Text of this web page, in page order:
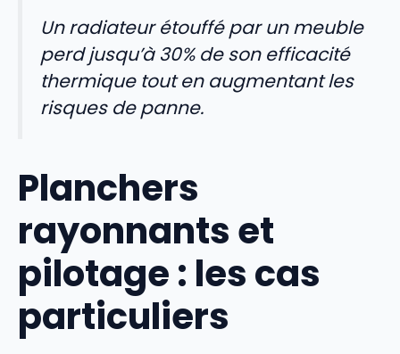
Un radiateur étouffé par un meuble
perd jusqu’à 30% de son efficacité
thermique tout en augmentant les
risques de panne.
Planchers
rayonnants et
pilotage : les cas
particuliers